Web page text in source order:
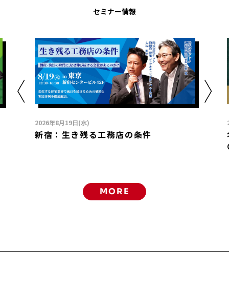
セミナー情報
2026年8月19日(水)
新宿：生き残る工務店の条件
MORE